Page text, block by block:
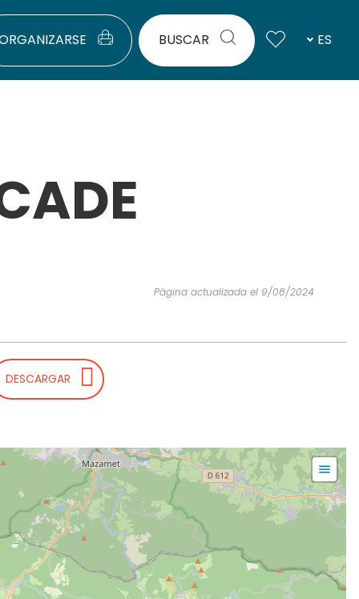
BUSCAR ES
Página actualizada el 9/08/2024
DESCARGAR